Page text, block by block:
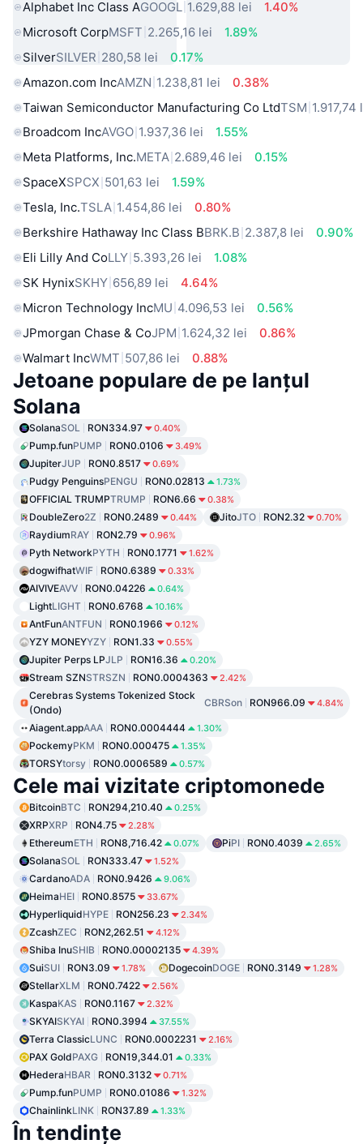
Alphabet Inc Class AGOOGL 1.629,88 lei
1.40%
Microsoft CorpMSFT 2.265,16 lei
1.89%
SilverSILVER 280,58 lei
0.17%
Amazon.com IncAMZN 1.238,81 lei
0.38%
Taiwan Semiconductor Manufacturing Co LtdTSM 1.917,74
Broadcom IncAVGO 1.937,36 lei
1.55%
Meta Platforms, Inc.META 2.689,46 lei
0.15%
SpaceXSPCX 501,63 lei
1.59%
Tesla, Inc.TSLA 1.454,86 lei
0.80%
Berkshire Hathaway Inc Class BBRK.B 2.387,8 lei
0.90%
Eli Lilly And CoLLY 5.393,26 lei
1.08%
SK HynixSKHY 656,89 lei
4.64%
Micron Technology IncMU 4.096,53 lei
0.56%
JPmorgan Chase & CoJPM 1.624,32 lei
0.86%
Walmart IncWMT 507,86 lei 0.88%
Jetoane populare de pe lanțul
Solana
SolanaSOL RON334.97 0.40%
Pump.funPUMP RON0.0106 3.49%
JupiterJUP RON0.8517 0.69%
Pudgy PenguinsPENGU RON0.02813 1.73%
OFFICIAL TRUMPTRUMP RON6.66 0.38%
DoubleZero2Z RON0.2489 0.44% JitoJTO RON2.32 0.70%
RaydiumRAY RON2.79 0.96%
Pyth NetworkPYTH RON0.1771 1.62%
dogwifhatWIF RON0.6389 0.33%
AIVIVEAVV RON0.04226 0.64%
LightLIGHT RON0.6768 10.16%
AntFunANTFUN RON0.1966 0.12%
YZY MONEYYZY RON1.33 0.55%
Jupiter Perps LPJLP RON16.36 0.20%
Stream SZNSTRSZN RON0.0004363 2.42%
Cerebras Systems Tokenized Stock
(Ondo)
CBRSon RON966.09 4.84%
Aiagent.appAAA RON0.0004444 1.30%
PockemyPKM RON0.000475 1.35%
TORSYtorsy RON0.0006589 0.57%
Cele mai vizitate criptomonede
BitcoinBTC RON294,210.40 0.25%
XRPXRP RON4.75 2.28%
EthereumETH RON8,716.42 0.07% PiPI RON0.4039 2.65%
SolanaSOL RON333.47 1.52%
CardanoADA RON0.9426 9.06%
HeimaHEI RON0.8575 33.67%
HyperliquidHYPE RON256.23 2.34%
ZcashZEC RON2,262.51 4.12%
Shiba InuSHIB RON0.00002135 4.39%
SuiSUI RON3.09 1.78% DogecoinDOGE RON0.3149 1.28%
StellarXLM RON0.7422 2.56%
KaspaKAS RON0.1167 2.32%
SKYAISKYAI RON0.3994 37.55%
Terra ClassicLUNC RON0.0002231 2.16%
PAX GoldPAXG RON19,344.01 0.33%
HederaHBAR RON0.3132 0.71%
Pump.funPUMP RON0.01086 1.32%
ChainlinkLINK RON37.89 1.33%
În tendințe